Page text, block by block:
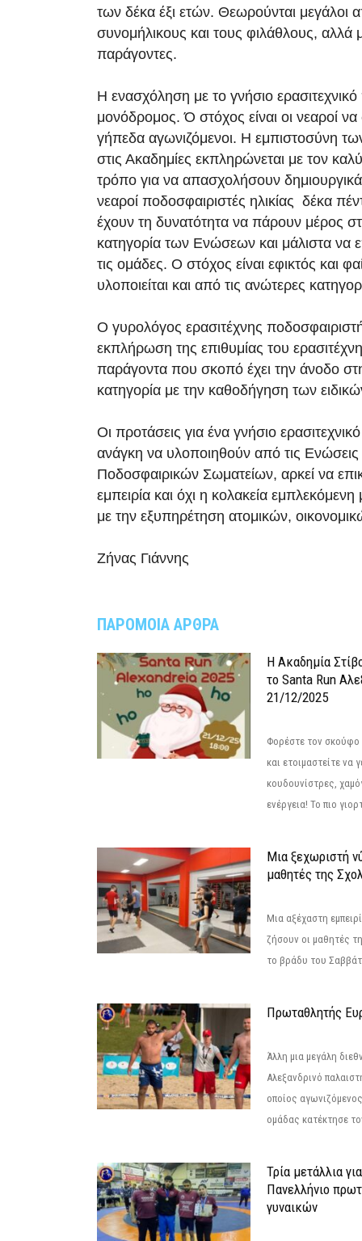
των δέκα έξι ετών. Θεωρούνται μεγάλοι
συνομήλικους και τους φιλάθλους, αλλά
παράγοντες.
Η ενασχόληση με το γνήσιο
μονόδρομος. Ό στόχος είναι οι νεαροί
γήπεδα αγωνιζόμενοι. Η εμπιστοσύνη
στις Ακαδημίες εκπληρώνεται με τον
τρόπο για να απασχολήσουν
νεαροί ποδοσφαιριστές ηλικίας δέκα
έχουν τη δυνατότητα να πάρουν μέρος
κατηγορία των Ενώσεων και μάλιστα να
τις ομάδες. Ο στόχος είναι εφικτός και
υλοποιείται και από τις ανώτερες
Ο γυρολόγος ερασιτέχνης
εκπλήρωση της επιθυμίας του
παράγοντα που σκοπό έχει την άνοδο
κατηγορία με την καθοδήγηση των
Οι προτάσεις για ένα γνήσιο
ανάγκη να υλοποιηθούν από τις
Ποδοσφαιρικών Σωματείων, αρκεί να
εμπειρία και όχι η κολακεία εμπλεκόμενη
με την εξυπηρέτηση ατομικών,
Ζήνας Γιάννης
ΠΑΡΟΜΟΙΑ ΑΡΘΡΑ
Η Ακαδημία
το Santa Run
21/12/2025
Φορέστε τον σκούφο
και ετοιμαστείτε να
κουδουνίστρες,
ενέργεια! Το πιο
Μια ξεχωριστή
μαθητές της
Μια αξέχαστη
ζήσουν οι μαθητές
το βράδυ του
Πρωταθλητής
Άλλη μια μεγάλη
Αλεξανδρινό
οποίος
ομάδας κατέκτησε
Τρία μετάλλια
Πανελλήνιο
γυναικών